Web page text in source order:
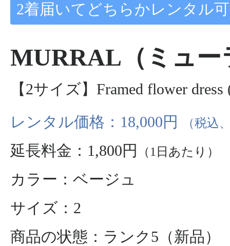
2着届いてどちらかレンタル
MURRAL（ミュー
【2サイズ】Framed flower dress
レンタル価格：18,000円
（税込
延長料金：1,800円 （1日あたり）
カラー：ベージュ
サイズ：2
商品の状態：ランク5（新品）